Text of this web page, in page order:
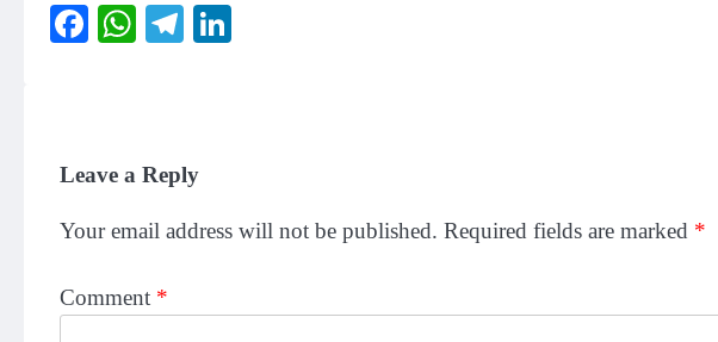
Facebook
WhatsApp
Telegram
Leave a Reply
Your email address will not be published. Required fields are marked *
Comment *